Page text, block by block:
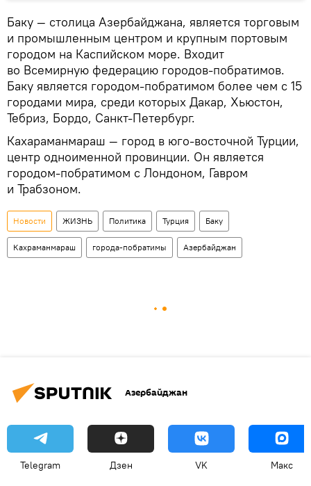
Баку — столица Азербайджана, является торговым
и промышленным центром и крупным портовым
городом на Каспийском море. Входит
во Всемирную федерацию городов-побратимов.
Баку является городом-побратимом более чем с 15
городами мира, среди которых Дакар, Хьюстон,
Тебриз, Бордо, Санкт-Петербург.
Кахараманмараш — город в юго-восточной Турции,
центр одноименной провинции. Он является
городом-побратимом с Лондоном, Гавром
и Трабзоном.
Новости ЖИЗНЬ Политика Турция Баку
Кахраманмараш города-побратимы Азербайджан
Азербайджан
Telegram Дзен VK Макс